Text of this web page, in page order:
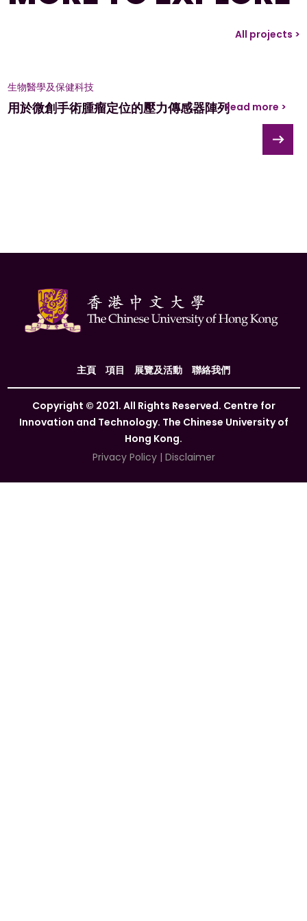
All projects >
生物醫學及保健科技
用於微創手術腫瘤定位的壓力傳感器陣列Read more >
主頁 項目 展覽及活動 聯絡我們
Copyright © 2021. All Rights Reserved. Centre for
Innovation and Technology. The Chinese University of
Hong Kong.
Privacy Policy| Disclaimer